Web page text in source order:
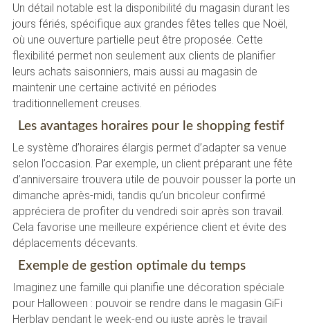
Un détail notable est la disponibilité du magasin durant les
jours fériés, spécifique aux grandes fêtes telles que Noël,
où une ouverture partielle peut être proposée. Cette
flexibilité permet non seulement aux clients de planifier
leurs achats saisonniers, mais aussi au magasin de
maintenir une certaine activité en périodes
traditionnellement creuses.
Les avantages horaires pour le shopping festif
Le système d’horaires élargis permet d’adapter sa venue
selon l’occasion. Par exemple, un client préparant une fête
d’anniversaire trouvera utile de pouvoir pousser la porte un
dimanche après-midi, tandis qu’un bricoleur confirmé
appréciera de profiter du vendredi soir après son travail.
Cela favorise une meilleure expérience client et évite des
déplacements décevants.
Exemple de gestion optimale du temps
Imaginez une famille qui planifie une décoration spéciale
pour Halloween : pouvoir se rendre dans le magasin GiFi
Herblay pendant le week-end ou juste après le travail